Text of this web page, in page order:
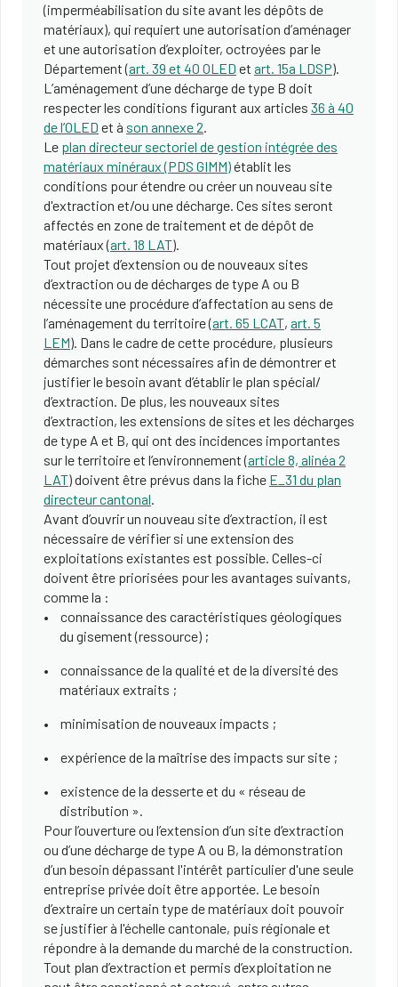
(imperméabilisation du site avant les dépôts de
matériaux), qui requiert une autorisation d’aménager
et une autorisation d’exploiter, octroyées par le
Département (art. 39 et 40 OLED et art. 15a LDSP).
L’aménagement d’une décharge de type B doit
respecter les conditions figurant aux articles 36 à 40
de l’OLED et à son annexe 2.
Le plan directeur sectoriel de gestion intégrée des
matériaux minéraux (PDS GIMM)établit les
conditions pour étendre ou créer un nouveau site
d'extraction et/ou une décharge. Ces sites seront
affectés en zone de traitement et de dépôt de
matériaux (art. 18 LAT).
Tout projet d’extension ou de nouveaux sites
d’extraction ou de décharges de type A ou B
nécessite une procédure d’affectation au sens de
l’aménagement du territoire (art. 65 LCAT, art. 5
LEM). Dans le cadre de cette procédure, plusieurs
démarches sont nécessaires afin de démontrer et
justifier le besoin avant d’établir le plan spécial/
d’extraction. De plus, les nouveaux sites
d’extraction, les extensions de sites et les décharges
de type A et B, qui ont des incidences importantes
sur le territoire et l’environnement (article 8, alinéa 2
LAT) doivent être prévus dans la fiche E_31 du plan
directeur cantonal.
Avant d’ouvrir un nouveau site d’extraction, il est
nécessaire de vérifier si une extension des
exploitations existantes est possible. Celles-ci
doivent être priorisées pour les avantages suivants,
comme la :
connaissance des caractéristiques géologiques
du gisement (ressource) ;
connaissance de la qualité et de la diversité des
matériaux extraits ;
minimisation de nouveaux impacts ;
expérience de la maîtrise des impacts sur site ;
existence de la desserte et du « réseau de
distribution ».
Pour l’ouverture ou l’extension d’un site d’extraction
ou d’une décharge de type A ou B, la démonstration
d’un besoin dépassant l'intérêt particulier d'une seule
entreprise privée doit être apportée. Le besoin
d’extraire un certain type de matériaux doit pouvoir
se justifier à l'échelle cantonale, puis régionale et
répondre à la demande du marché de la construction.
Tout plan d’extraction et permis d’exploitation ne